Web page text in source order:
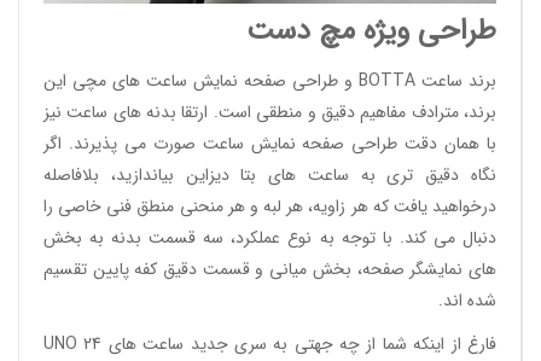
طراحی ویژه مچ دست
برند ساعت BOTTA و طراحی صفحه نمایش ساعت های مچی این
برند، مترادف مفاهیم دقیق و منطقی است. ارتقا بدنه های ساعت نیز
با همان دقت طراحی صفحه نمایش ساعت صورت می پذیرند. اگر
نگاه دقیق تری به ساعت های بتا دیزاین بیاندازید، بلافاصله
درخواهید یافت که هر زاویه، هر لبه و هر منحنی منطق فنی خاصی را
دنبال می کند. با توجه به نوع عملکرد، سه قسمت بدنه به بخش
های نمایشگر صفحه، بخش میانی و قسمت دقیق کفه پایین تقسیم
شده اند.
فارغ از اینکه شما از چه جهتی به سری جدید ساعت های UNO 24